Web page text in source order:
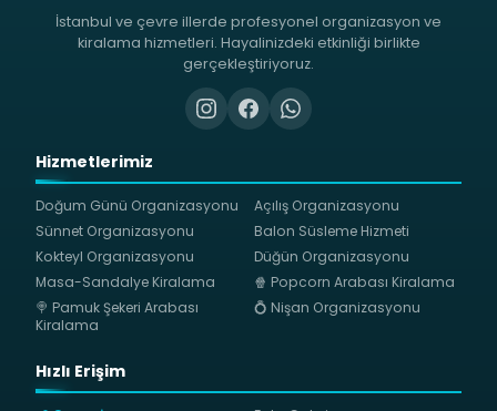
İstanbul ve çevre illerde profesyonel organizasyon ve
kiralama hizmetleri. Hayalinizdeki etkinliği birlikte
gerçekleştiriyoruz.
Hizmetlerimiz
Doğum Günü Organizasyonu
Açılış Organizasyonu
Sünnet Organizasyonu
Balon Süsleme Hizmeti
Kokteyl Organizasyonu
Düğün Organizasyonu
Masa-Sandalye Kiralama
🍿 Popcorn Arabası Kiralama
🍭 Pamuk Şekeri Arabası
Kiralama
💍 Nişan Organizasyonu
Hızlı Erişim